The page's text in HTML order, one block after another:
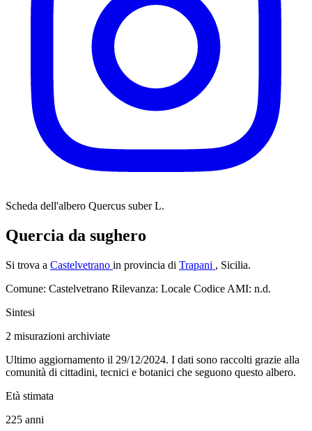
Scheda dell'albero Quercus suber L.
Quercia da sughero
Si trova a Castelvetrano in provincia di Trapani , Sicilia.
Comune: Castelvetrano Rilevanza: Locale Codice AMI: n.d.
Sintesi
2 misurazioni archiviate
Ultimo aggiornamento il 29/12/2024. I dati sono raccolti grazie alla
comunità di cittadini, tecnici e botanici che seguono questo albero.
Età stimata
225 anni